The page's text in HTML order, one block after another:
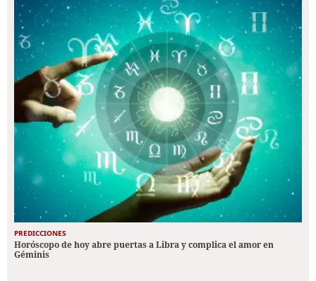
PREDICCIONES
Horóscopo de hoy abre puertas a Libra y complica el amor en
Géminis